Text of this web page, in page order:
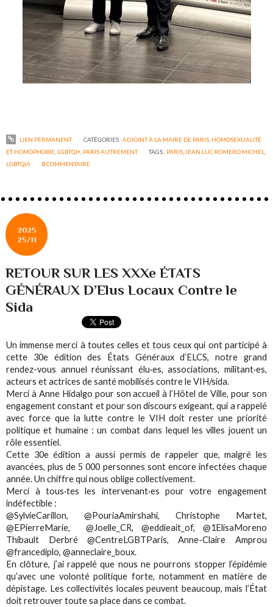
LIEN PERMANENT CATÉGORIES :ADJOINT À LA MAIRE DE PARIS, HOMOSEXUALITÉ
ET HOMOPHOBIE, LGBTQI+, PARIS AUTREMENT TAGS : PARIS,JEAN LUC ROMERO MICHEL,
LGBTQIA
0COMMENTAIRE
2025
25/11
RETOUR SUR LES XXXe ÉTATS
GÉNÉRAUX D’Elus Locaux Contre le
Sida
Un immense merci à toutes celles et tous ceux qui ont participé à
cette 30e édition des États Généraux d’ELCS, notre grand
rendez-vous annuel réunissant élu·es, associations, militant·es,
acteurs et actrices de santé mobilisés contre le VIH/sida.
Merci à Anne Hidalgo pour son accueil à l’Hôtel de Ville, pour son
engagement constant et pour son discours exigeant, qui a rappelé
avec force que la lutte contre le VIH doit rester une priorité
politique et humaine : un combat dans lequel les villes jouent un
rôle essentiel.
Cette 30e édition a aussi permis de rappeler que, malgré les
avancées, plus de 5 000 personnes sont encore infectées chaque
année. Un chiffre qui nous oblige collectivement.
Merci à tous·tes les intervenant·es pour votre engagement
indéfectible :
@SylvieCarillon, @PouriaAmirshahi, Christophe Martet,
@EPierreMarie, @Joelle_CR, @eddieait_of, @1ElisaMoreno
Thibault Derbré @CentreLGBTParis, Anne-Claire Amprou
@francediplo, @anneclaire_boux.
En clôture, j’ai rappelé que nous ne pourrons stopper l’épidémie
qu’avec une volonté politique forte, notamment en matière de
dépistage. Les collectivités locales peuvent beaucoup, mais l’État
doit retrouver toute sa place dans ce combat.